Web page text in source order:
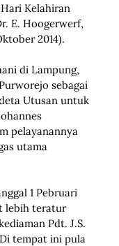
Kelahiran
E. Hoogerwerf,
2014).
di Lampung,
sebagai
Utusan untuk
pelayanannya
utama
1 Pebruari
lebih teratur
Pdt. J.S.
tempat ini pula